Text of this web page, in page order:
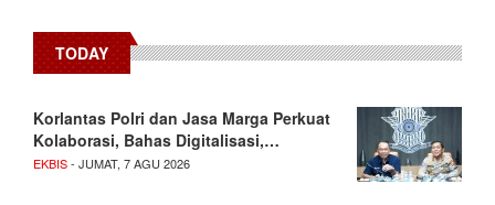
TODAY
Korlantas Polri dan Jasa Marga Perkuat
Kolaborasi, Bahas Digitalisasi,…
EKBIS- JUMAT, 7 AGU 2026